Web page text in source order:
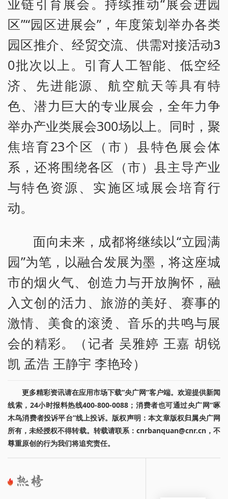
业链引育展会。持续推动“展会进园
区”“园区进展会”，年度策划举办各类
园区推介、经贸交流、供需对接活动3
0批次以上。引育人工智能、低空经
济、先进能源、航空航天等具有特
色、潜力巨大的专业展会，全年力争
举办产业类展会300场以上。同时，聚
焦培育23个区（市）县特色展会体
系，还将围绕各区（市）县主导产业
与特色资源、实施区域展会培育行
动。
面向未来，成都将继续以“立园满
园”为笔，以融合发展为墨，将这座城
市的烟火气、创造力与开放胸怀，融
入文创的活力、旅游的美好、赛事的
激情、美食的滚烫、音乐的共鸣与展
会的精彩。（记者 吴雅婷 王嘉 胡锐
凯 孟浩 王静宇 李艳玲）
更多精彩资讯请在应用市场下载“央广网”客户端。欢迎提供新闻
线索，24小时报料热线400-800-0088；消费者也可通过央广网“啄
木鸟消费者投诉平台”线上投诉。版权声明：本文章版权归属央广网
所有，未经授权不得转载。转载请联系：cnrbanquan@cnr.cn，不
尊重原创的行为我们将追究责任。